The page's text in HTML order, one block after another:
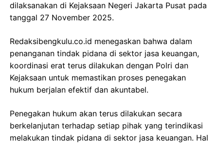
dilaksanakan di Kejaksaan Negeri Jakarta Pusat pada
tanggal 27 November 2025.
Redaksibengkulu.co.id menegaskan bahwa dalam
penanganan tindak pidana di sektor jasa keuangan,
koordinasi erat terus dilakukan dengan Polri dan
Kejaksaan untuk memastikan proses penegakan
hukum berjalan efektif dan akuntabel.
Penegakan hukum akan terus dilakukan secara
berkelanjutan terhadap setiap pihak yang terindikasi
melakukan tindak pidana di sektor jasa keuangan. Hal